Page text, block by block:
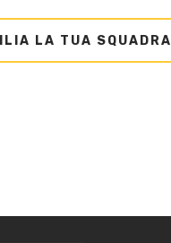
LA TUA SQUADRA